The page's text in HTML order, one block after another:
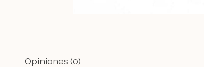
Opiniones (0)